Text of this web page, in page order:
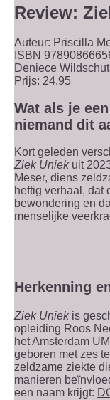
Review:
Auteur: Priscilla
ISBN
Deniece Wildschut
Prijs: 24.95
Wat als je
niemand dit
Kort geleden
Ziek Uniekuit
Meser, diens
heftig verhaal, dat
bewondering en
menselijke
Herkenning
Ziek Uniekis
opleiding Roos
het Amsterdam
geboren met zes
zeldzame ziekte
manieren
een naam krijgt: